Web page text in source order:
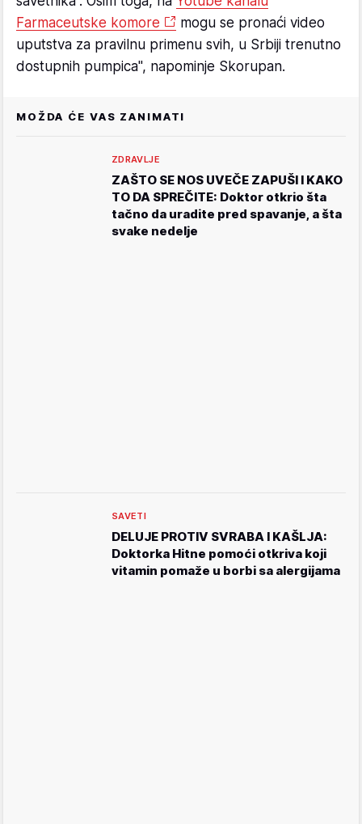
Farmaceutske komore
mogu se pronaći video
uputstva za pravilnu primenu svih, u Srbiji trenutno
dostupnih pumpica", napominje Skorupan.
MOŽDA ĆE VAS ZANIMATI
ZDRAVLJE
ZAŠTO SE NOS UVEČE ZAPUŠI I KAKO
TO DA SPREČITE: Doktor otkrio šta
tačno da uradite pred spavanje, a šta
svake nedelje
SAVETI
DELUJE PROTIV SVRABA I KAŠLJA:
Doktorka Hitne pomoći otkriva koji
vitamin pomaže u borbi sa alergijama